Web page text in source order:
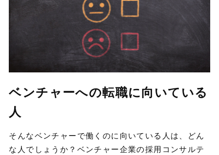
ベンチャーへの転職に向いている
人
そんなベンチャーで働くのに向いている人は、どん
な人でしょうか？ベンチャー企業の採用コンサルテ